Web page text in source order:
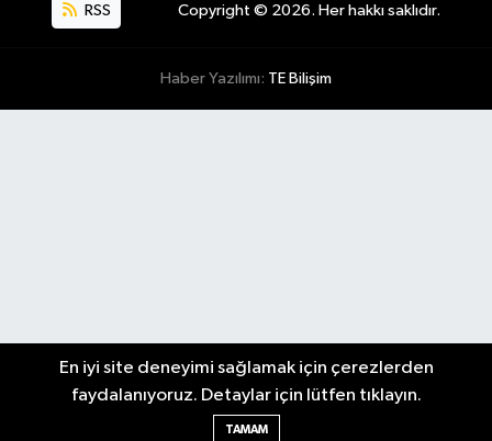
RSS Copyright © 2026. Her hakkı saklıdır.
Haber Yazılımı: TE Bilişim
En iyi site deneyimi sağlamak için çerezlerden
faydalanıyoruz. Detaylar için lütfen tıklayın.
TAMAM